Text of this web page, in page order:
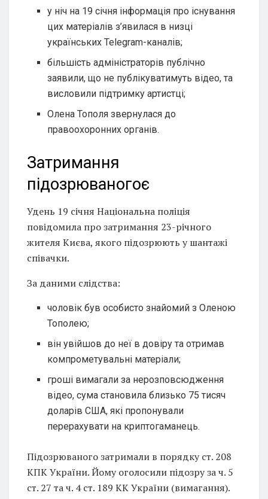
у ніч на 19 січня інформація про існування
цих матеріалів з’явилася в низці
українських Telegram-каналів;
більшість адміністраторів публічно
заявили, що не публікуватимуть відео, та
висловили підтримку артистці;
Олена Тополя звернулася до
правоохоронних органів.
Затримання
підозрюваногоє
Удень 19 січня Національна поліція
повідомила про затримання 23-річного
жителя Києва, якого підозрюють у шантажі
співачки.
За даними слідства:
чоловік був особисто знайомий з Оленою
Тополею;
він увійшов до неї в довіру та отримав
компрометувальні матеріали;
гроші вимагали за нерозповсюдження
відео, сума становила близько 75 тисяч
доларів США, які пропонували
перерахувати на криптогаманець.
Підозрюваного затримали в порядку ст. 208
КПК України. Йому оголосили підозру за ч. 5
ст. 27 та ч. 4 ст. 189 КК України (вимагання).